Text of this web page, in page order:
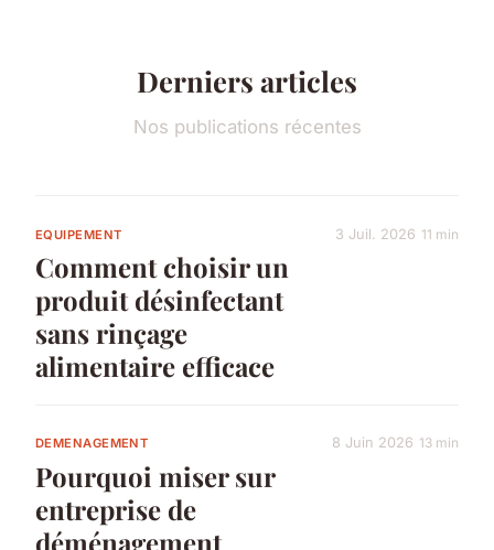
Derniers articles
Nos publications récentes
EQUIPEMENT
Comment choisir un
produit désinfectant
sans rinçage
alimentaire efficace
3 Juil. 2026 11 min
DEMENAGEMENT
Pourquoi miser sur
entreprise de
déménagement
8 Juin 2026 13 min